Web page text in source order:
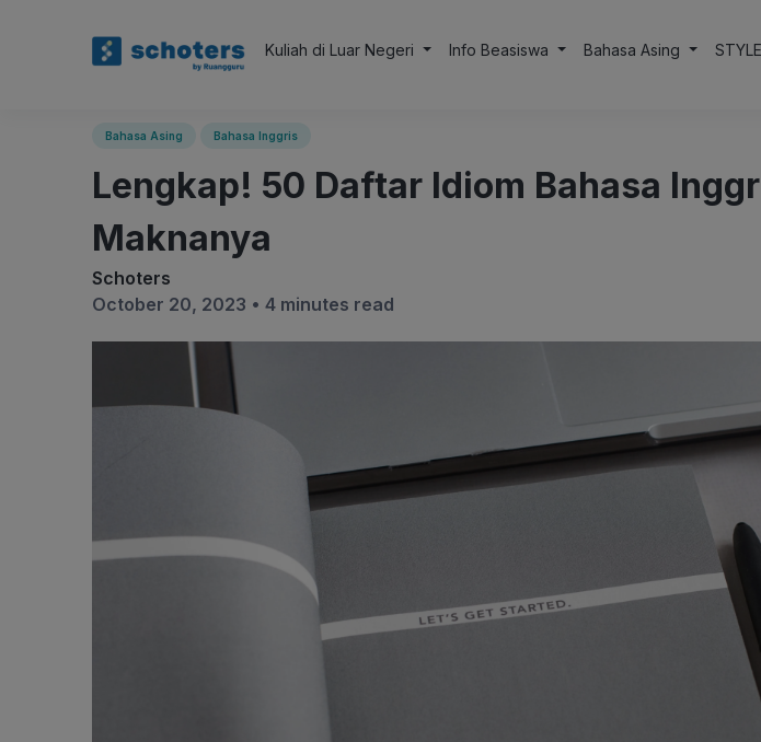
Kuliah di Luar Negeri Info Beasiswa Bahasa Asing
Bahasa Asing Bahasa Inggris
Lengkap! 50 Daftar Idiom Bahasa
Maknanya
Schoters
October 20, 2023 • 4 minutes read